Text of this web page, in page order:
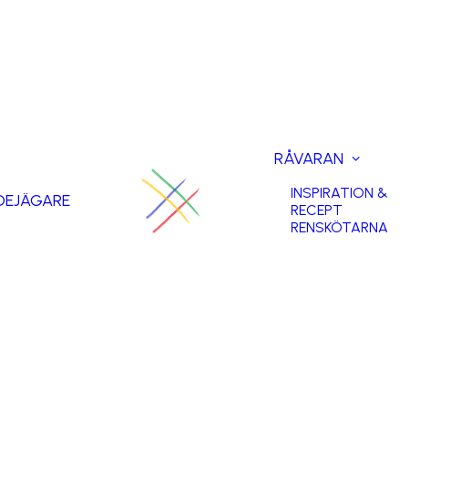
JÄGARE
RÅVARAN
INSPIRATION &
RECEPT
RENSKÖTARNA